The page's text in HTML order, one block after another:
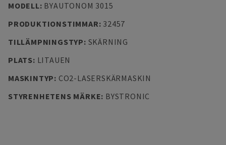
MODELL: BYAUTONOM 3015
PRODUKTIONSTIMMAR: 32457
TILLÄMPNINGSTYP: SKÄRNING
PLATS: LITAUEN
MASKINTYP: CO2-LASERSKÄRMASKIN
STYRENHETENS MÄRKE: BYSTRONIC